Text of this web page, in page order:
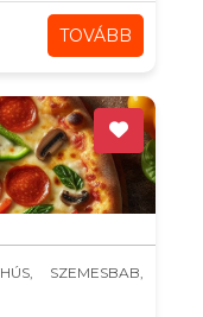
TOVÁBB
SZEMESBAB,